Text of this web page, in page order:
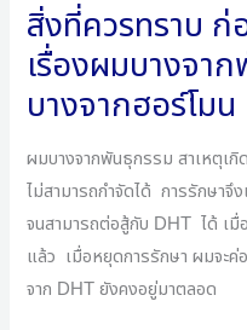
สิ่งที่ควรทราบ ก่
เรื่องผมบางจา
บางจากฮอร์โมน
ผมบางจากพันธุกรรม สาเหตุเกิ
ไม่สามารถกำจัดได้ การรักษาจึ
จนสามารถต่อสู้กับ DHT ได้ เ
แล้ว เมื่อหยุดการรักษา ผมจะค่
จาก DHT ยังคงอยู่มาตลอด
บางจาก
พันธุกรรม
ผม
บางจาก
ฮอร์โมน